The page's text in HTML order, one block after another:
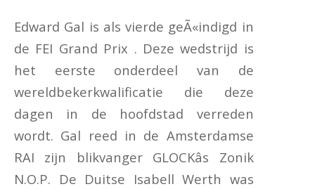
Edward Gal is als vierde geÃ«indigd in
de FEI Grand Prix . Deze wedstrijd is
het eerste onderdeel van de
wereldbekerkwalificatie die deze
dagen in de hoofdstad verreden
wordt. Gal reed in de Amsterdamse
RAI zijn blikvanger GLOCKâs Zonik
N.O.P. De Duitse Isabell Werth was